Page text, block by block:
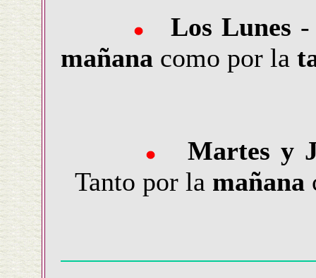
Los Lunes -
mañana como por la
Martes y
Tanto por la mañana